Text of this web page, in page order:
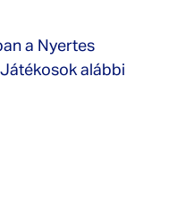
a Nyertes
alábbi